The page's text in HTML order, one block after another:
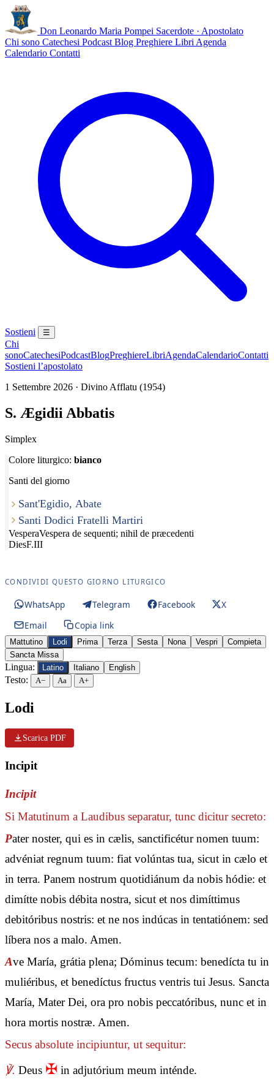
Don Leonardo Maria Pompei Sacerdote · Apostolato
Chi sono Catechesi Podcast Blog Preghiere Libri Agenda
Calendario Contatti
Sostieni ☰
Chi
sonoCatechesiPodcastBlogPreghiereLibriAgendaCalendarioContatti
Sostieni l’apostolato
1 Settembre 2026 · Divino Afflatu (1954)
S. Ægidii Abbatis
Simplex
Colore liturgico: bianco
Santi del giorno
Sant'Egidio, Abate
Santi Dodici Fratelli Martiri
VesperaVespera de sequenti; nihil de præcedenti
DiesF.III
CONDIVIDI QUESTO GIORNO LITURGICO
WhatsApp Telegram Facebook
X
Email
Copia link
Mattutino Lodi Prima Terza Sesta Nona Vespri
Compieta
Sancta Missa
Lingua: Latino Italiano English
Testo: A− Aa A+
Lodi
Scarica PDF
Incipit
Incipit
Si Matutinum a Laudibus separatur, tunc dicitur secreto:
Pater noster, qui es in cælis, sanctificétur nomen tuum:
advéniat regnum tuum: fiat volúntas tua, sicut in cælo et
in terra. Panem nostrum quotidiánum da nobis hódie: et
dimítte nobis débita nostra, sicut et nos dimíttimus
debitóribus nostris: et ne nos indúcas in tentatiónem: sed
líbera nos a malo. Amen.
Ave María, grátia plena; Dóminus tecum: benedícta tu in
muliéribus, et benedíctus fructus ventris tui Jesus. Sancta
María, Mater Dei, ora pro nobis peccatóribus, nunc et in
hora mortis nostræ. Amen.
Secus absolute incipiuntur, ut sequitur:
℣. Deus ✠ in adjutórium meum inténde.